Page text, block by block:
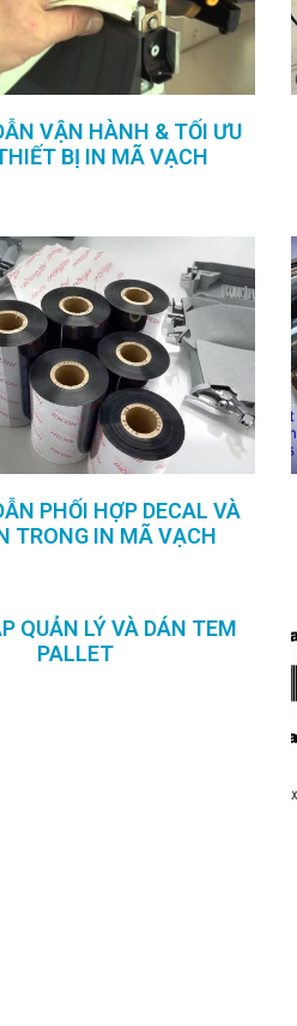
VẬN HÀNH & TỐI ƯU
BỊ IN MÃ VẠCH
PHỐI HỢP DECAL VÀ
TRONG IN MÃ VẠCH
QUẢN LÝ VÀ DÁN TEM
PALLET